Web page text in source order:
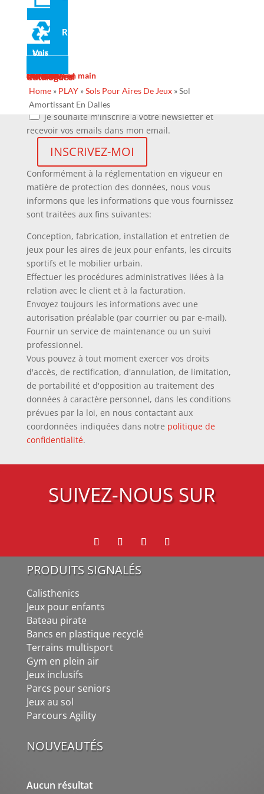
Recyclé
Voir tous
Actualité
Galerie
Services
Design
Fabrication
Maintenance
Projets clé en main
Contact
Ins Général
Catalogues
Home» PLAY»Sols Pour Aires De Jeux»Sol
Amortissant En Dalles
J'accepte les conditions des mentions légales
lapolitique de confidentialité
Je souhaite m'inscrire à votre newsletter et
recevoir vos emails dans mon email.
Conformément à la réglementation en vigueur en
matière de protection des données, nous vous
informons que les informations que vous fournissez
sont traitées aux fins suivantes:
Conception, fabrication, installation et entretien de
jeux pour les aires de jeux pour enfants, les circuits
sportifs et le mobilier urbain.
Effectuer les procédures administratives liées à la
relation avec le client et à la facturation.
Envoyez toujours les informations avec une
autorisation préalable (par courrier ou par e-mail).
Fournir un service de maintenance ou un suivi
professionnel.
Vous pouvez à tout moment exercer vos droits
d'accès, de rectification, d'annulation, de limitation,
de portabilité et d'opposition au traitement des
données à caractère personnel, dans les conditions
prévues par la loi, en nous contactant aux
coordonnées indiquées dans notre politique de
confidentialité.
SUIVEZ-NOUS SUR
PRODUITS SIGNALÉS
Calisthenics
Jeux pour enfants
Bateau pirate
Bancs en plastique recyclé
Terrains multisport
Gym en plein air
Jeux inclusifs
Parcs pour seniors
Jeux au sol
Parcours Agility
NOUVEAUTÉS
Aucun résultat